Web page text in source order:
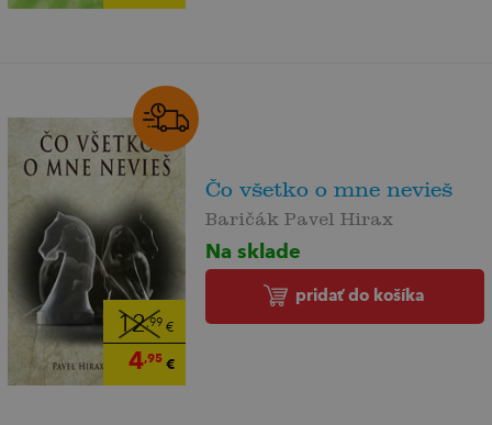
12,99 €
4,95€
Čo všetko o mne nevieš
Baričák Pavel Hirax
Na sklade
pridať do košíka